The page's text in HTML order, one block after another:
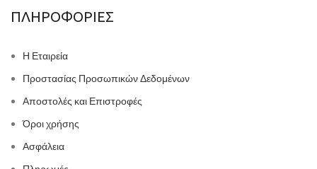
ΠΛΗΡΟΦΟΡΙΕΣ
Η Εταιρεία
Προστασίας Προσωπικών Δεδομένων
Αποστολές και Επιστροφές
Όροι χρήσης
Ασφάλεια